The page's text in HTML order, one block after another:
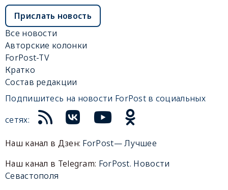
Прислать новость
Все новости
Авторские колонки
ForPost-TV
Кратко
Состав редакции
Подпишитесь на новости ForPost в социальных
сетях:
Наш канал в Дзен: ForPost— Лучшее
Наш канал в Telegram: ForPost. Новости
Севастополя